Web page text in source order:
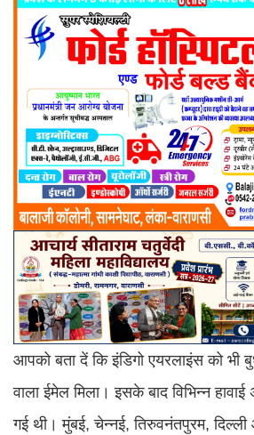
आपको बता दें कि इंडिगो एयरलाइंस को भी
वाला ईमेल मिला। इसके बाद विभिन्न हावाई
गई थी। मुंबई, चेन्नई, तिरुवनंतपुरम,